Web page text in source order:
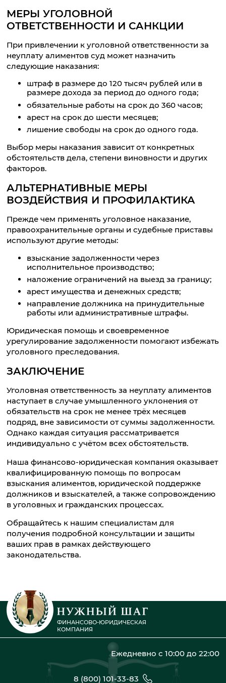
МЕРЫ УГОЛОВНОЙ
ОТВЕТСТВЕННОСТИ И САНКЦИИ
При привлечении к уголовной ответственности за
неуплату алиментов суд может назначить
следующие наказания:
штраф в размере до 120 тысяч рублей или в
размере дохода за период до одного года;
обязательные работы на срок до 360 часов;
арест на срок до шести месяцев;
лишение свободы на срок до одного года.
Выбор меры наказания зависит от конкретных
обстоятельств дела, степени виновности и других
факторов.
АЛЬТЕРНАТИВНЫЕ МЕРЫ
ВОЗДЕЙСТВИЯ И ПРОФИЛАКТИКА
Прежде чем применять уголовное наказание,
правоохранительные органы и судебные приставы
используют другие методы:
взыскание задолженности через
исполнительное производство;
наложение ограничений на выезд за границу;
арест имущества и денежных средств;
направление должника на принудительные
работы или административные штрафы.
Юридическая помощь и своевременное
урегулирование задолженности помогают избежать
уголовного преследования.
ЗАКЛЮЧЕНИЕ
Уголовная ответственность за неуплату алиментов
наступает в случае умышленного уклонения от
обязательств на срок не менее трёх месяцев
подряд, вне зависимости от суммы задолженности.
Однако каждая ситуация рассматривается
индивидуально с учётом всех обстоятельств.
Наша финансово-юридическая компания оказывает
квалифицированную помощь по вопросам
взыскания алиментов, юридической поддержке
должников и взыскателей, а также сопровождению
в уголовных и гражданских процессах.
Обращайтесь к нашим специалистам для
получения подробной консультации и защиты
ваших прав в рамках действующего
законодательства.
ФИНАНСОВО-ЮРИДИЧЕСКАЯ
КОМПАНИЯ
Ежедневно с 10:00 до 22:00
8 (800) 101-33-83